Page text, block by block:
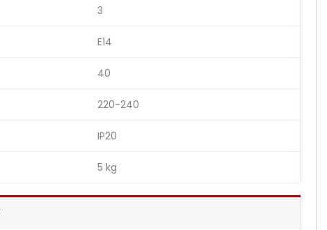
3
E14
40
220-240
IP20
5 kg